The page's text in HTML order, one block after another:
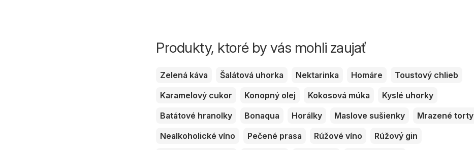
Produkty, ktoré by vás mohli zaujať
Zelená káva Šalátová uhorka Nektarinka Homáre
Toustový chlieb
Karamelový cukor
Konopný olej Kokosová múka
Kyslé uhorky
Batátové hranolky
Bonaqua Horálky Maslove sušienky
Mrazené torty
Nealkoholické víno
Pečené prasa Rúžové víno
Rúžový gin